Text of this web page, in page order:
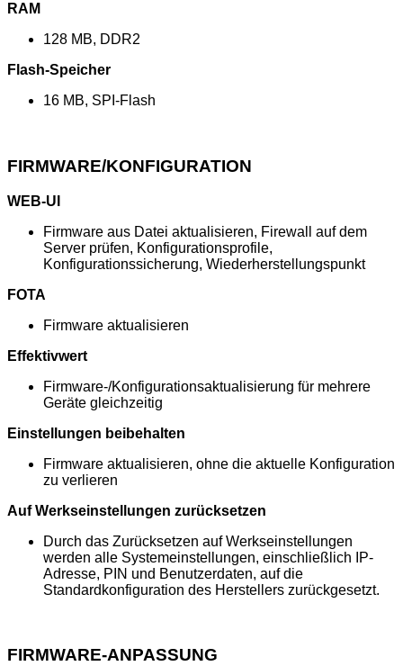
RAM
128 MB, DDR2
Flash-Speicher
16 MB, SPI-Flash
FIRMWARE/KONFIGURATION
WEB-UI
Firmware aus Datei aktualisieren, Firewall auf dem
Server prüfen, Konfigurationsprofile,
Konfigurationssicherung, Wiederherstellungspunkt
FOTA
Firmware aktualisieren
Effektivwert
Firmware-/Konfigurationsaktualisierung für mehrere
Geräte gleichzeitig
Einstellungen beibehalten
Firmware aktualisieren, ohne die aktuelle Konfiguration
zu verlieren
Auf Werkseinstellungen zurücksetzen
Durch das Zurücksetzen auf Werkseinstellungen
werden alle Systemeinstellungen, einschließlich IP-
Adresse, PIN und Benutzerdaten, auf die
Standardkonfiguration des Herstellers zurückgesetzt.
FIRMWARE-ANPASSUNG